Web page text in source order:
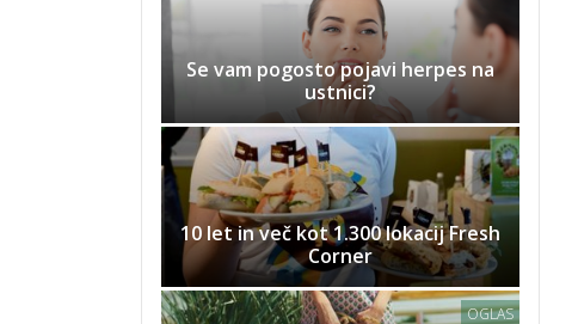
Se vam pogosto pojavi herpes na
ustnici?
10 let in več kot 1.300 lokacij Fresh
Corner
OGLAS